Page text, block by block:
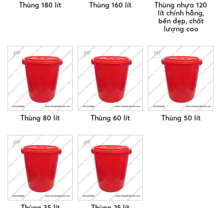
Thùng 180 lít Thùng 160 lít
Thùng nhựa 120
lít chính hãng,
bền đẹp, chất
lượng cao
Thùng 80 lít Thùng 60 lít Thùng 50 lít